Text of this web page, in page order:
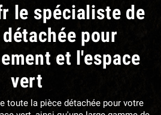
le spécialiste de
pour
et l'espace
vert
toute la pièce détachée pour votre